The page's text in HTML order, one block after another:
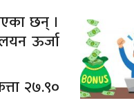
छन् ।
ऊर्जा
२७.९०